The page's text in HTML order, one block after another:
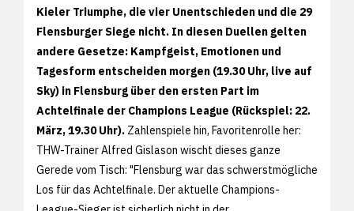
Kieler Triumphe, die vier Unentschieden und die 29
Flensburger Siege nicht. In diesen Duellen gelten
andere Gesetze: Kampfgeist, Emotionen und
Tagesform entscheiden morgen (19.30 Uhr, live auf
Sky) in Flensburg über den ersten Part im
Achtelfinale der Champions League (Rückspiel: 22.
März, 19.30 Uhr). Zahlenspiele hin, Favoritenrolle her:
THW-Trainer Alfred Gislason wischt dieses ganze
Gerede vom Tisch: "Flensburg war das schwerstmögliche
Los für das Achtelfinale. Der aktuelle Champions-